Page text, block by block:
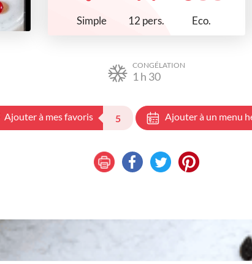
Simple 12 pers. Eco.
CONGÉLATION
1 h 30
Ajouter à mes favoris 5 Ajouter à un menu